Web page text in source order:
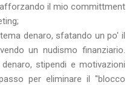
il mio committment
denaro, sfatando un po' il
un nudismo finanziario.
stipendi e motivazioni
per eliminare il "blocco